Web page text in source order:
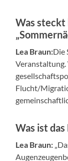
Was
Lea Braun:Die
Veranstaltung.
Flucht/
Was ist
Lea Braun: